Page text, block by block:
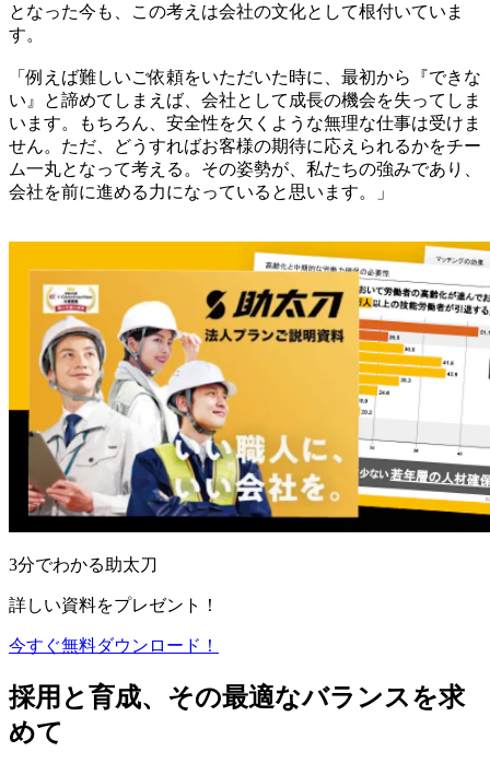
となった今も、この考えは会社の文化として根付いていま
す。
「例えば難しいご依頼をいただいた時に、最初から『できな
い』と諦めてしまえば、会社として成長の機会を失ってしま
います。もちろん、安全性を欠くような無理な仕事は受けま
せん。ただ、どうすればお客様の期待に応えられるかをチー
ム一丸となって考える。その姿勢が、私たちの強みであり、
会社を前に進める力になっていると思います。」
3分でわかる助太刀
詳しい資料をプレゼント！
今すぐ無料ダウンロード！
採用と育成、その最適なバランスを求
めて